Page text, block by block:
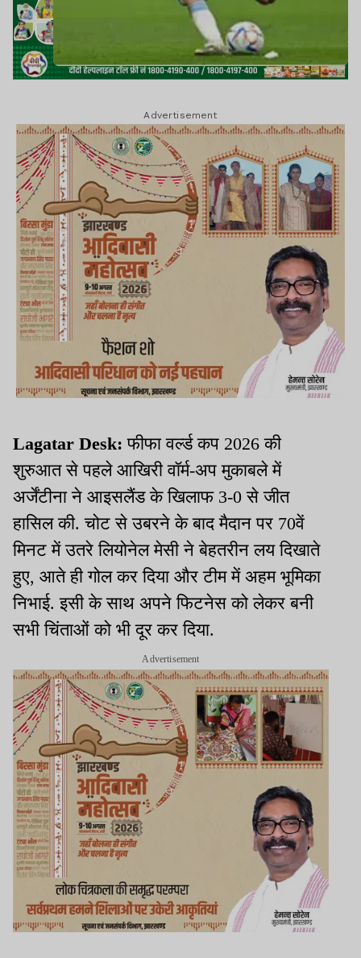
Advertisement
Lagatar Desk:फीफा वर्ल्ड कप 2026 की
शुरुआत से पहले आखिरी वॉर्म-अप मुकाबले में
अर्जेंटीना ने आइसलैंड के खिलाफ 3-0 से जीत
हासिल की. चोट से उबरने के बाद मैदान पर 70वें
मिनट में उतरे लियोनेल मेसी ने बेहतरीन लय दिखाते
हुए, आते ही गोल कर दिया और टीम में अहम भूमिका
निभाई. इसी के साथ अपने फिटनेस को लेकर बनी
सभी चिंताओं को भी दूर कर दिया.
Advertisement